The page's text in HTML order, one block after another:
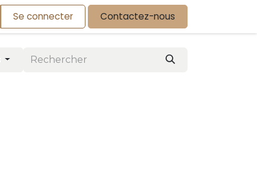
Se connecter Contactez-nous